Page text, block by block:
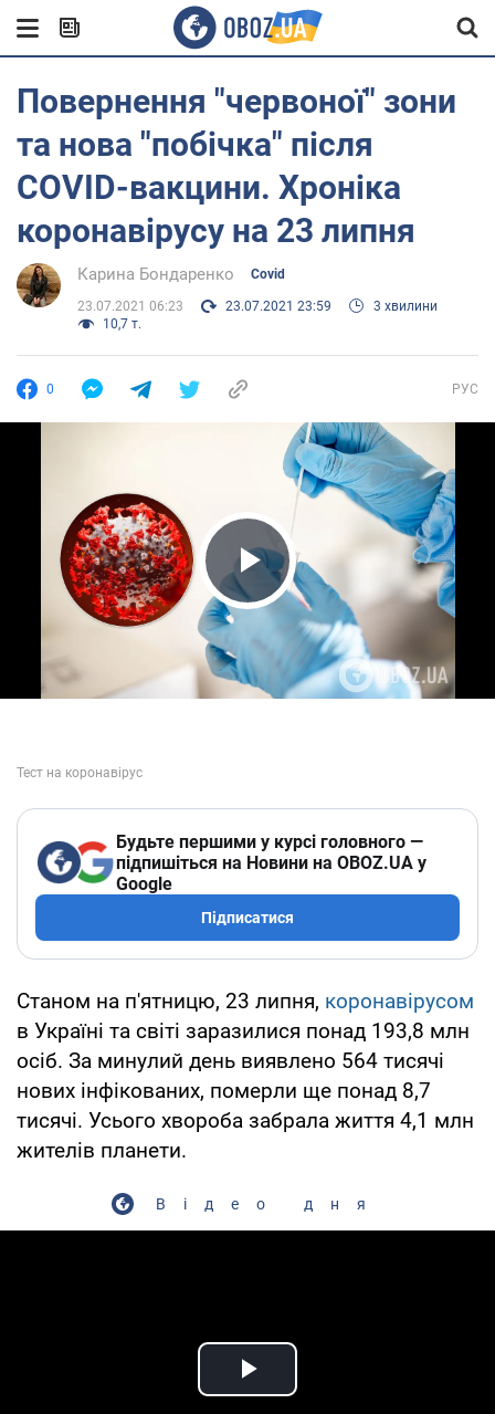
Повернення "червоної" зони
та нова "побічка" після
COVID-вакцини. Хроніка
коронавірусу на 23 липня
Карина Бондаренко Covid
23.07.2021 06:23 23.07.2021 23:59
3 хвилини
10,7 т.
0 РУС
Play Video
Будьте першими у курсі головного —
підпишіться на Новини на OBOZ.UA у
Google
Підписатися
Станом на п'ятницю, 23 липня, коронавірусом
в Україні та світі заразилися понад 193,8 млн
осіб. За минулий день виявлено 564 тисячі
нових інфікованих, померли ще понад 8,7
тисячі. Усього хвороба забрала життя 4,1 млн
жителів планети.
Відео дня
Play Video